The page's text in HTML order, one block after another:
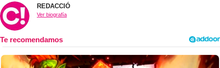
REDACCIÓ
Ver biografía